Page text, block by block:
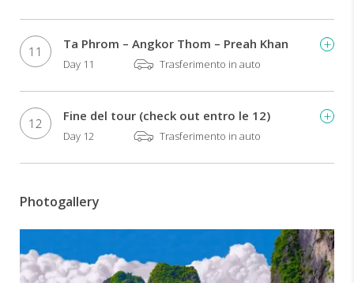
11 Ta Phrom – Angkor Thom – Preah Khan
Day 11 Trasferimento in auto
12 Fine del tour (check out entro le 12)
Day 12 Trasferimento in auto
Photogallery